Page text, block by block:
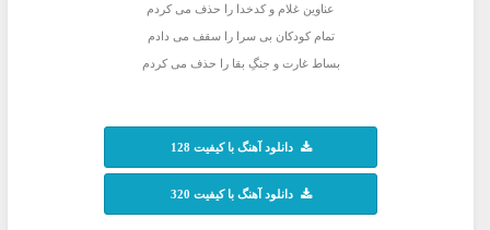
عناوین غلام و کدخدا را حذف می کردم
تمام کودکان بی سرا را سقف می دادم
بساط غارت و جنگِ بقا را حذف می کردم
دانلود آهنگ با کیفیت 128
دانلود آهنگ با کیفیت 320